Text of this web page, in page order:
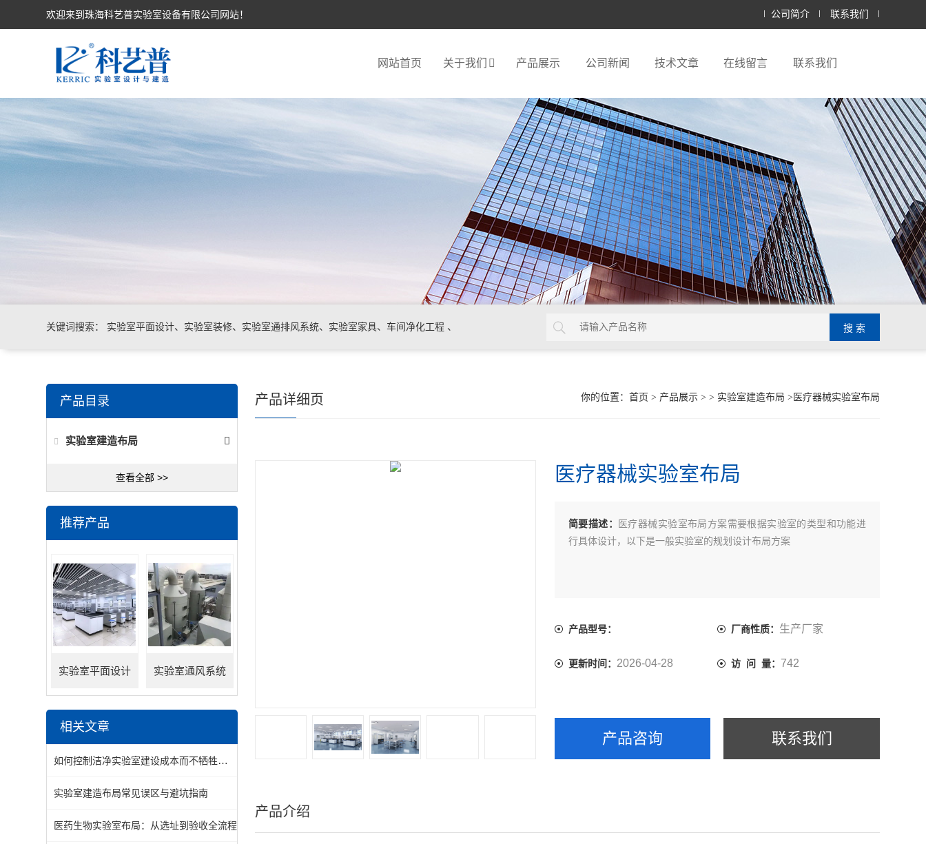
欢迎来到珠海科艺普实验室设备有限公司网站！ 公司简介 联系我们
网站首页 关于我们 产品展示 公司新闻 技术文章 在线留言 联系我们
关键词搜索： 实验室平面设计、实验室装修、实验室通排风系统、实验室家具、车间净化工程 、
产品目录
实验室建造布局
查看全部 >>
推荐产品
实验室平面设计 实验室通风系统
相关文章
如何控制洁净实验室建设成本而不牺牲关键洁净度？
实验室建造布局常见误区与避坑指南
医药生物实验室布局：从选址到验收全流程
你的位置： 首页 > 产品展示> > 实验室建造布局 >医疗器械实验室布局
产品详细页
医疗器械实验室布局
简要描述：
医疗器械实验室布局方案需要根据实验室的类型和功能进
行具体设计，以下是一般实验室的规划设计布局方案
产品型号： 厂商性质： 生产厂家
更新时间： 2026-04-28 访 问 量： 742
产品咨询 联系我们
产品介绍